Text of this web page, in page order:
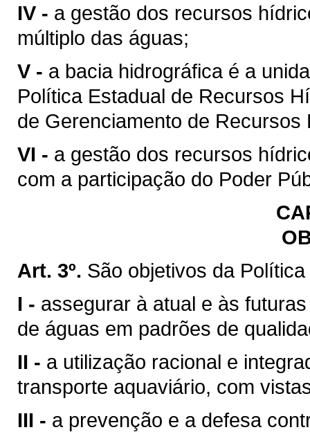
IV - a gestão dos recursos
múltiplo das águas;
V - a bacia hidrográfica é a
Política Estadual de Recursos
de Gerenciamento de Recursos
VI - a gestão dos recursos
com a participação do Poder
Art. 3º. São objetivos da
I - assegurar à atual e às
de águas em padrões de
II - a utilização racional e
transporte aquaviário, com
III - a prevenção e a defesa